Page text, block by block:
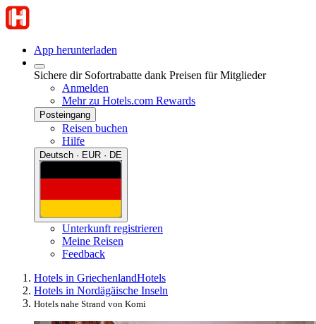
App herunterladen
Sichere dir Sofortrabatte dank Preisen für Mitglieder
Anmelden
Mehr zu Hotels.com Rewards
Posteingang
Reisen buchen
Hilfe
Deutsch · EUR · DE
Unterkunft registrieren
Meine Reisen
Feedback
Hotels in GriechenlandHotels
Hotels in Nordägäische Inseln
Hotels nahe Strand von Komi